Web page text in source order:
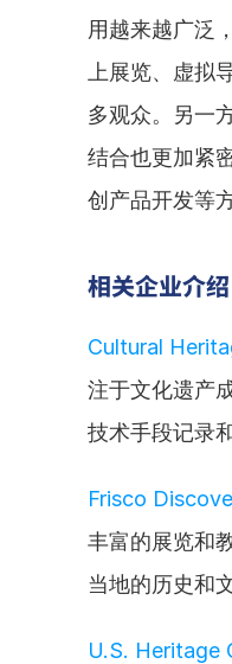
用越来越广泛
上展览、虚拟
多观众。另一
结合也更加紧
创产品开发等
相关企业介绍
Cultural
注于文化遗产
技术手段记录
Frisco
丰富的展览和
当地的历史和
U.S. Heritage